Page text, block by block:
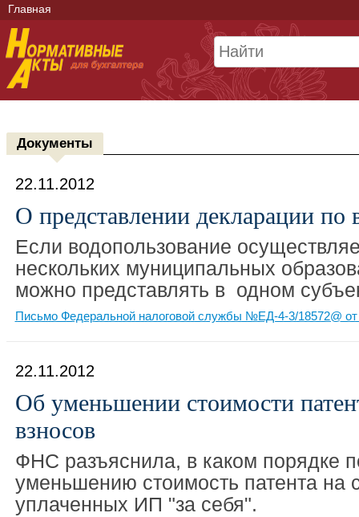
Главная
Документы
22.11.2012
О представлении декларации по
Если водопользование
нескольких муниципальных
можно представлять в одном
Письмо Федеральной налоговой службы №ЕД-4-3/18572@ от
22.11.2012
Об уменьшении стоимости
взносов
ФНС разъяснила, в каком порядке
уменьшению стоимость патента на
уплаченных ИП "за себя".